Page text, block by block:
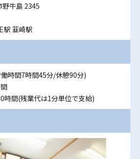
野牛島 2345
駅 韮崎駅
時間7時間45分/休憩90分)
間(残業代は1分単位で支給)